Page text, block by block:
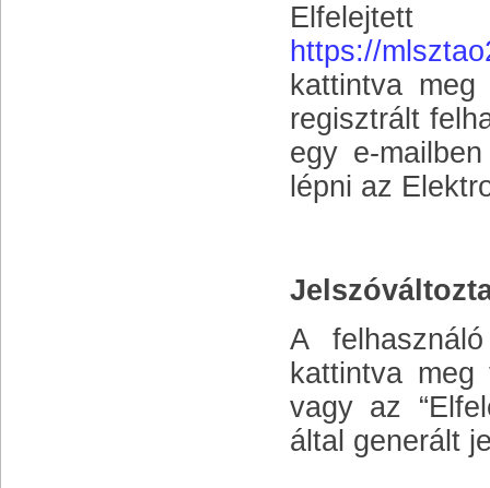
https://
kattintva
regisztrált
egy e-
lépni az
A
kattintva
vagy az
által generált